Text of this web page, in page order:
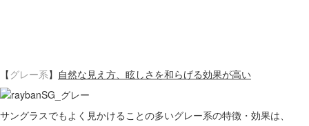
【 グレー系】 自然な見え方、眩しさを和らげる効果が高い
サングラスでもよく見かけることの多いグレー系の特徴・効果は、